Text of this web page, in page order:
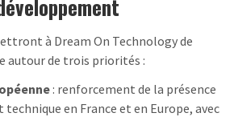
à Dream On Technology de
autour de trois priorités :
: renforcement de la présence
en France et en Europe, avec